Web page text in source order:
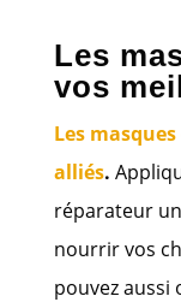
Les
vos
Les
alliés.
réparateur
nourrir vos
pouvez